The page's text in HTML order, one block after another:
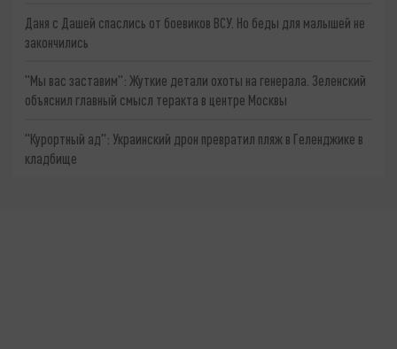
Даня с Дашей спаслись от боевиков ВСУ. Но беды для малышей не
закончились
"Мы вас заставим": Жуткие детали охоты на генерала. Зеленский
объяснил главный смысл теракта в центре Москвы
"Курортный ад": Украинский дрон превратил пляж в Геленджике в
кладбище